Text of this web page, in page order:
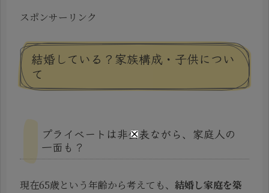
スポンサーリンク
結婚している？家族構成・子供につい
て
プライベートは非公表ながら、家庭人の
一面も？
現在65歳という年齢から考えても、 結婚し家庭を築